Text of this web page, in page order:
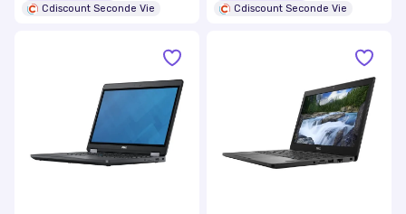
Cdiscount Seconde Vie
Cdiscount Seconde Vie